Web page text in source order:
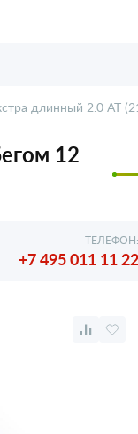
длинный 2.0 AT
12
ТЕЛЕФОН:
+7 495 011 11 22